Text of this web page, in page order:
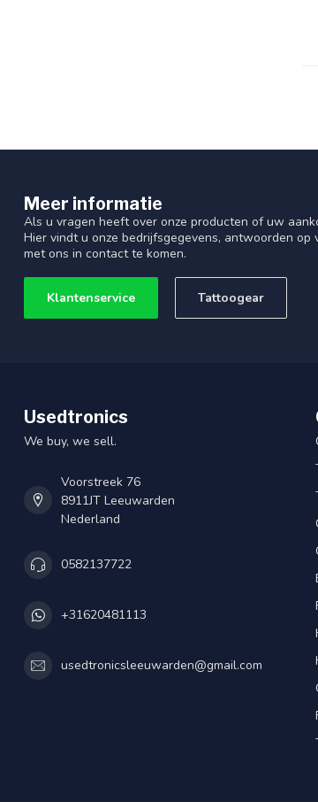
Meer informatie
Als u vragen heeft over onze producten of uw
Hier vindt u onze bedrijfsgegevens, antwoorden
met ons in contact te komen.
Klantenservice Tattoogear
Usedtronics
We buy, we sell.
Voorstreek 76
8911JT Leeuwarden
Nederland
0582137722
+31620481113
usedtronicsleeuwarden@gmail.com